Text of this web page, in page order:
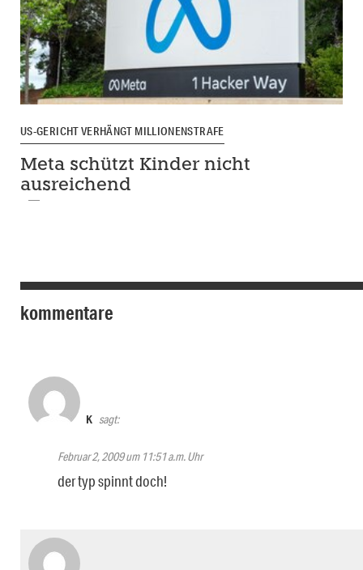
US-GERICHT VERHÄNGT MILLIONENSTRAFE
Meta schützt Kinder nicht
ausreichend
kommentare
K sagt:
Februar 2, 2009 um 11:51 a.m. Uhr
der typ spinnt doch!